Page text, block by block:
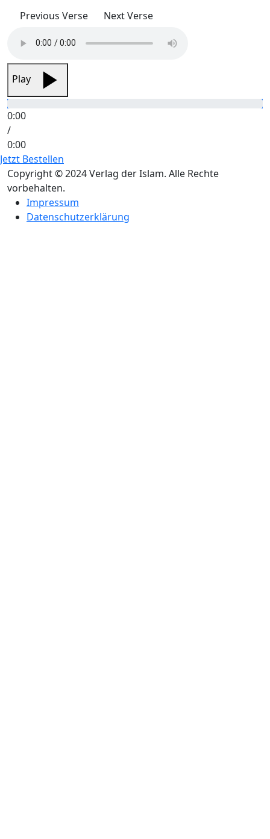
Previous Verse
Next Verse
Play
0:00
/
0:00
Jetzt Bestellen
Copyright © 2024 Verlag der Islam. Alle Rechte
vorbehalten.
Impressum
Datenschutzerklärung